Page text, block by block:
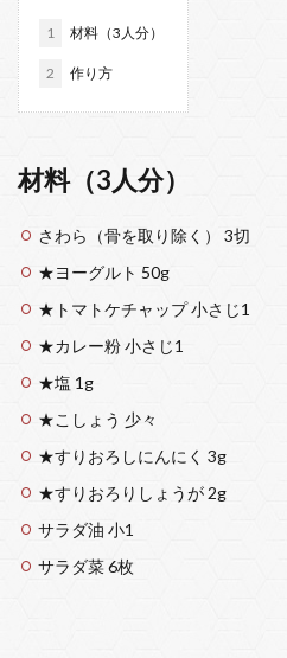
1 材料（3人分）
2 作り方
材料（3人分）
さわら（骨を取り除く） 3切
★ヨーグルト 50g
★トマトケチャップ 小さじ1
★カレー粉 小さじ1
★塩 1g
★こしょう 少々
★すりおろしにんにく 3g
★すりおろりしょうが 2g
サラダ油 小1
サラダ菜 6枚